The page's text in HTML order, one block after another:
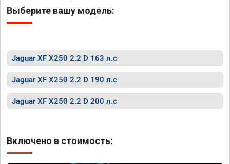
Выберите вашу модель:
Jaguar XF X250 2.2 D 163 л.с
Jaguar XF X250 2.2 D 190 л.с
Jaguar XF X250 2.2 D 200 л.с
Включено в стоимость: